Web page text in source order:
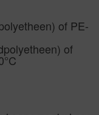
of PE-
of